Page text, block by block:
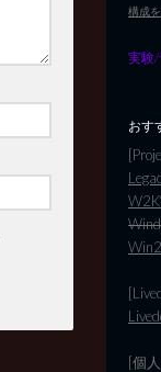
構成
実験
おす
[個